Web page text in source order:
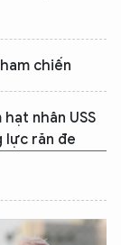
chiến
nhân USS
lực răn đe